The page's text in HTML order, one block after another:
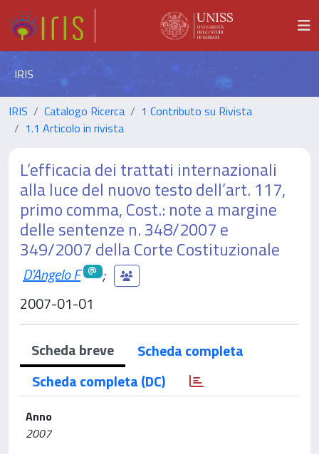
IRIS
IRIS Catalogo Ricerca
1 Contributo su Rivista
1.1 Articolo in rivista
L’efficacia dei trattati internazionali
alla luce del nuovo testo dell’art. 117,
primo comma, Cost.: note a margine
delle sentenze n. 348/2007 e
349/2007 della Corte Costituzionale
D'Angelo F
;
2007-01-01
Scheda breve
Scheda completa
Scheda completa (DC)
Anno
2007